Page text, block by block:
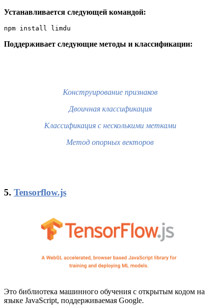
Устанавливается следующей командой:
npm install limdu
Поддерживает следующие методы и классификации:
Конструирование признаков
Двоичная классификация
Классификация с несколькими метками
Метод опорных векторов
5. Tensorflow.js
Это библиотека машинного обучения с открытым кодом на
языке JavaScript, поддерживаемая Google.